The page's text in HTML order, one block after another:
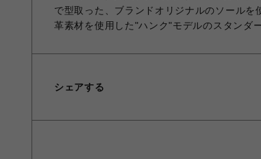
で型取った、ブランドオリジナルのソールを
革素材を使用した"ハンク"モデルのスタンダー
シェアする